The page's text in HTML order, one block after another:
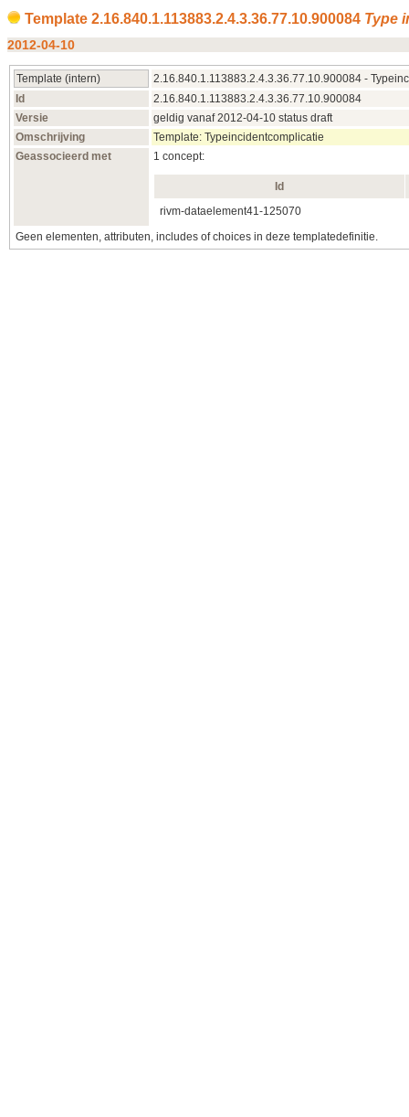
Template 2.16.840.1.113883.2.4.3.36.77.10.900084 Type
2012-04-10
Template (intern)
2.16.840.1.113883.2.4.3.36.77.10.900084 -
Id
2.16.840.1.113883.2.4.3.36.77.10.900084
Versie
geldig vanaf 2012-04-10 status draft
Omschrijving
Template: Typeincidentcomplicatie
Geassocieerd met
1 concept:
Id
rivm-dataelement41-125070
Geen elementen, attributen, includes of choices in deze templatedefinitie.